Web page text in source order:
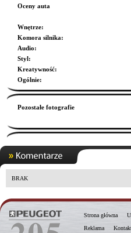
Oceny auta
Wnętrze:
Komora silnika:
Audio:
Styl:
Kreatywność:
Ogólnie:
Pozostałe fotografie
BRAK
Strona główna
Reklama